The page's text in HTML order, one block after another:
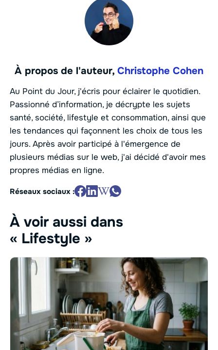
À propos de l'auteur, Christophe Cohen
Au Point du Jour, j'écris pour éclairer le quotidien.
Passionné d’information, je décrypte les sujets
santé, société, lifestyle et consommation, ainsi que
les tendances qui façonnent les choix de tous les
jours. Après avoir participé à l'émergence de
plusieurs médias sur le web, j'ai décidé d'avoir mes
propres médias en ligne.
Réseaux sociaux :
À voir aussi dans
« Lifestyle »